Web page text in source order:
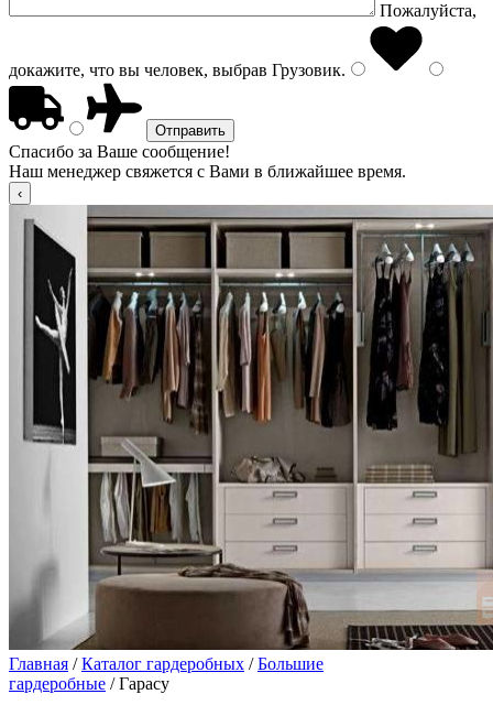
Пожалуйста,
докажите, что вы человек, выбрав Грузовик.
Спасибо за Ваше сообщение!
Наш менеджер свяжется с Вами в ближайшее время.
Главная /Каталог гардеробных /Большие
гардеробные / Гарасу